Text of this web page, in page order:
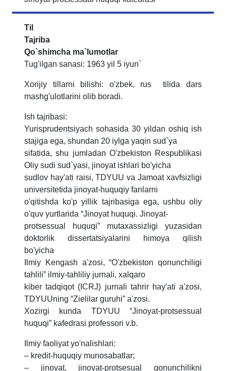
Til
Tajriba
Qo`shimcha ma`lumotlar
Tug'ilgan sanasi: 1963 yil 5 iyun`
Xorijiy tillarni bilishi: o'zbek, rus tilida dars
mashg'ulotlarini olib boradi.
Ish tajribasi:
Yurisprudentsiyach sohasida 30 yildan oshiq ish
stajiga ega, shundan 20 iylga yaqin sud`ya
sifatida, shu jumladan O'zbekiston Respublikasi
Oliy sudi sud`yasi, jinoyat ishlari bo'yicha
sudlov hay'ati raisi, TDYUU va Jamoat xavfsizligi
universitetida jinoyat-huquqiy fanlarni
o'qitishda ko'p yillik tajribasiga ega, ushbu oliy
o'quv yurtlarida “Jinoyat huquqi. Jinoyat-
protsessual huquqi” mutaxassizligi yuzasidan
doktorlik dissertatsiyalarini himoya qilish
bo'yicha
Ilmiy Kengash a'zosi, “O'zbekiston qonunchiligi
tahlili” ilmiy-tahliliy jurnali, xalqaro
kiber tadqiqot (ICRJ) jurnali tahrir hay'ati a'zosi,
TDYUUning “Zielilar guruhi” a'zosi.
Xozirgi kunda TDYUU “Jinoyat-protsessual
huquqi” kafedrasi professori v.b.
Ilmiy faoliyat yo'nalishlari:
– kredit-huquqiy munosabatlar;
– jinoyat, jinoyat-protsesual qonunchilikni